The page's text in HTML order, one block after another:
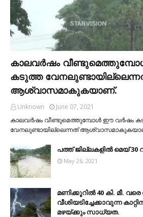
കാലവര്‍ഷം
കടുത്ത
ആശ്വാസമാകുകയാണ്.
Unknown
June 07, 2021
കാലവര്‍ഷം വീണ്ടുമെത്തുമ്പോള്‍ ഈ വര്‍ഷം
വേനലുണ്ടായില്ലെന്നത്
പത്ത് ജില്ലകളില്‍ മെയ്
May 26, 2021
മണിക്കൂറിൽ 40 കി. മീ.
വീശിയടിച്ചേക്കാവുന്ന
മഴയ്ക്കും സാധ്യത.